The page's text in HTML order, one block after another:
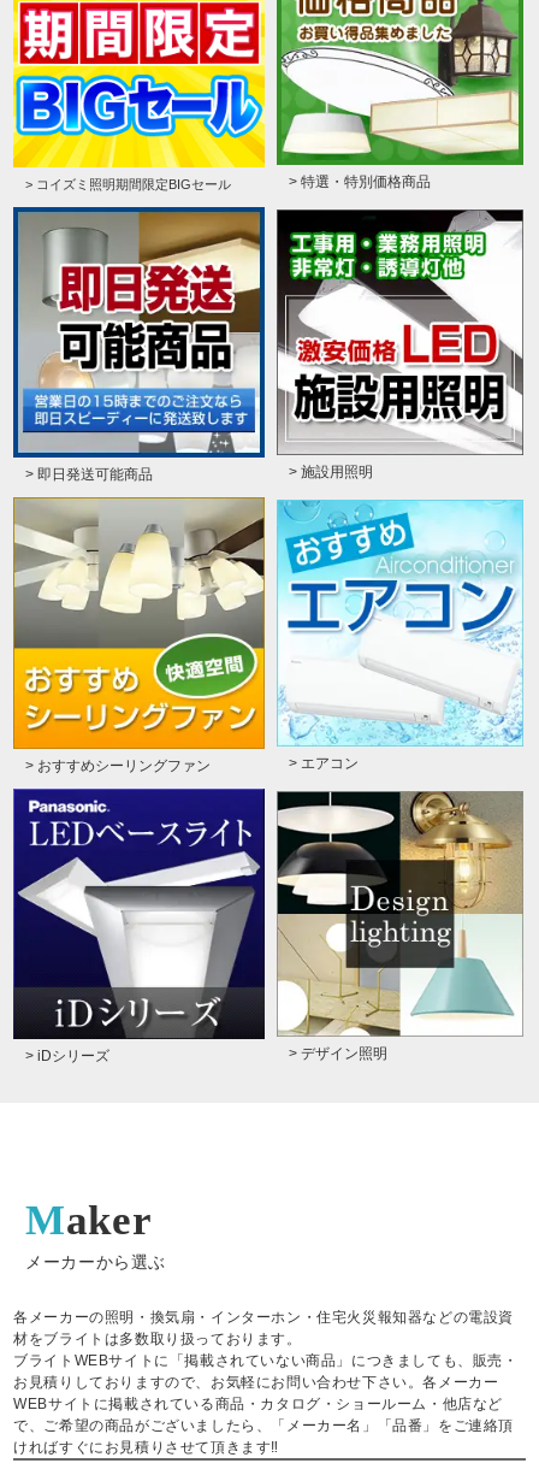
> コイズミ照明期間限定BIGセール > 特選・特別価格商品
> 即日発送可能商品 > 施設用照明
> おすすめシーリングファン > エアコン
> iDシリーズ > デザイン照明
Maker
メーカーから選ぶ
各メーカーの照明・換気扇・インターホン・住宅火災報知器などの電設資
材をブライトは多数取り扱っております。
ブライトWEBサイトに「掲載されていない商品」につきましても、販売・
お見積りしておりますので、お気軽にお問い合わせ下さい。各メーカー
WEBサイトに掲載されている商品・カタログ・ショールーム・他店など
で、ご希望の商品がございましたら、「メーカー名」「品番」をご連絡頂
ければすぐにお見積りさせて頂きます‼